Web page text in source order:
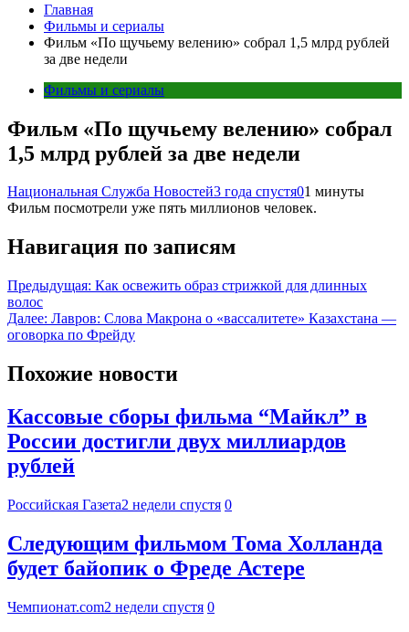
Главная
Фильмы и сериалы
Фильм «По щучьему велению» собрал 1,5 млрд рублей
за две недели
Фильмы и сериалы
Фильм «По щучьему велению» собрал
1,5 млрд рублей за две недели
Национальная Служба Новостей3 года спустя01 минуты
Фильм посмотрели уже пять миллионов человек.
Навигация по записям
Предыдущая: Как освежить образ стрижкой для длинных
волос
Далее: Лавров: Слова Макрона о «вассалитете» Казахстана —
оговорка по Фрейду
Похожие новости
Кассовые сборы фильма “Майкл” в
России достигли двух миллиардов
рублей
Российская Газета2 недели спустя 0
Следующим фильмом Тома Холланда
будет байопик о Фреде Астере
Чемпионат.com2 недели спустя 0